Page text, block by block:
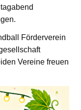
Förderverein
Vereine freuen